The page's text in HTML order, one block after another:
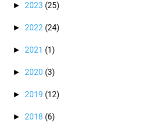
► 2023 (25)
► 2022 (24)
► 2021 (1)
► 2020 (3)
► 2019 (12)
► 2018 (6)